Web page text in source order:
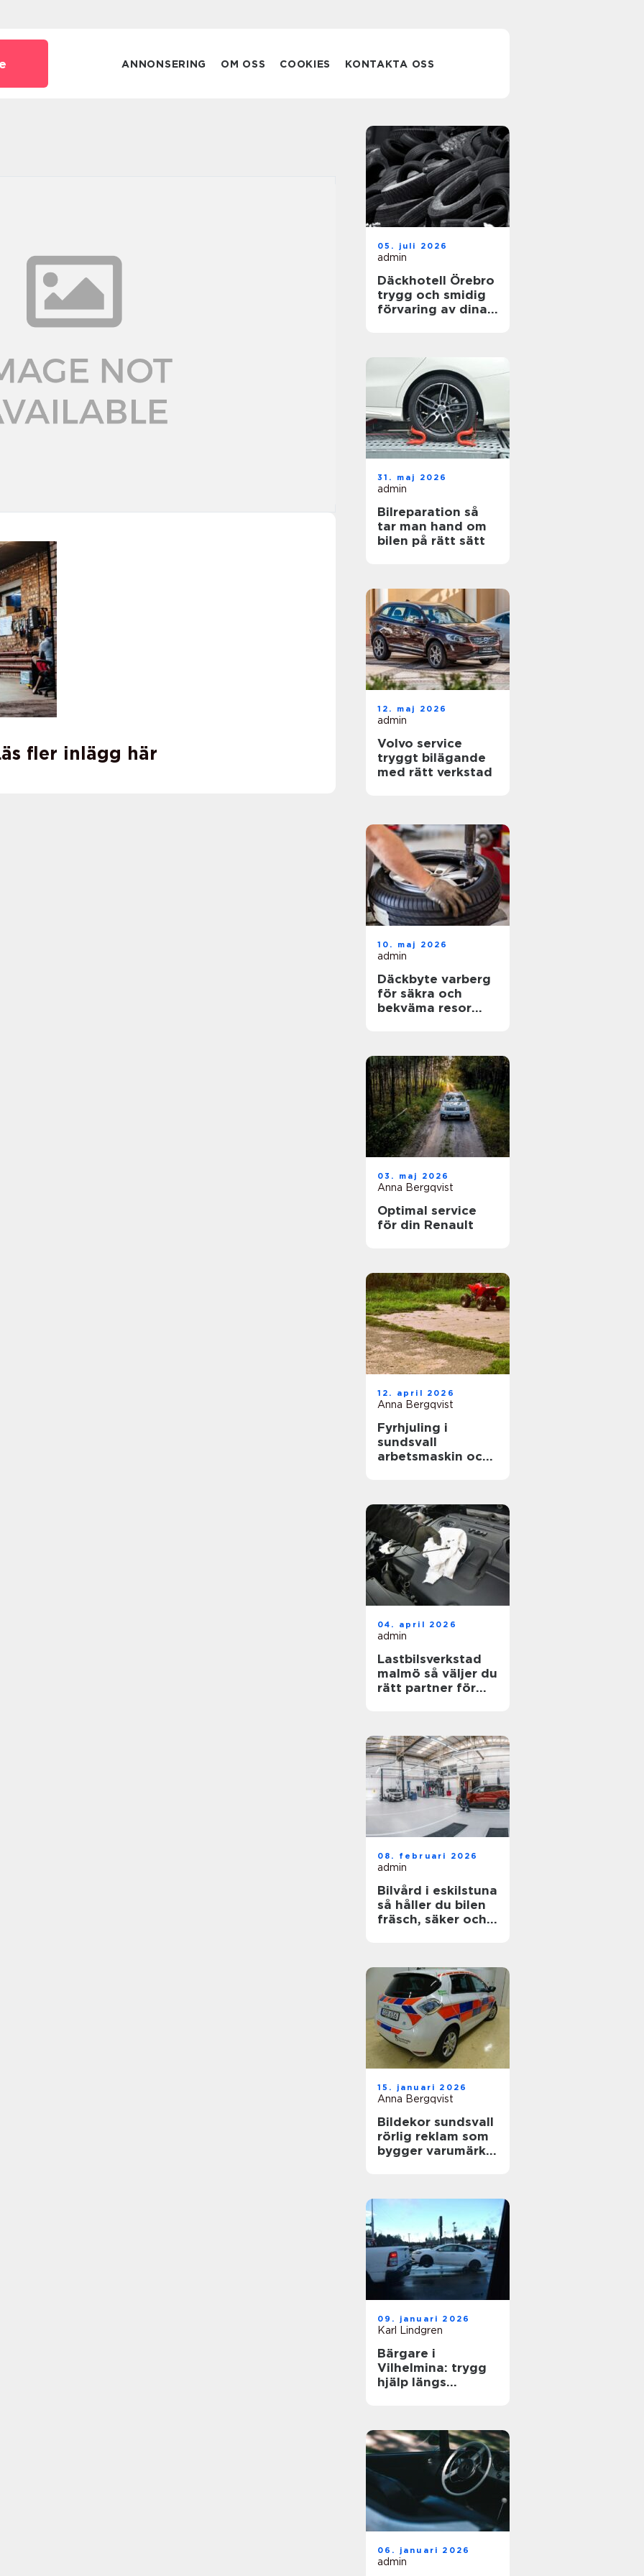
ANNONSERING OM OSS COOKIES KONTAKTA OSS
fler inlägg här
05. juli 2026
admin
Däckhotell Örebro
trygg och smidig
förvaring av dina
31. maj 2026
admin
Bilreparation så
tar man hand om
bilen på rätt sätt
12. maj 2026
admin
Volvo service
tryggt bilägande
med rätt verkstad
10. maj 2026
admin
Däckbyte varberg
för säkra och
bekväma resor
03. maj 2026
Anna Bergqvist
Optimal service
för din Renault
12. april 2026
Anna Bergqvist
Fyrhjuling i
sundsvall
arbetsmaskin och
04. april 2026
admin
Lastbilsverkstad
malmö så väljer du
rätt partner för
08. februari 2026
admin
Bilvård i eskilstuna
så håller du bilen
fräsch, säker och
15. januari 2026
Anna Bergqvist
Bildekor sundsvall
rörlig reklam som
bygger varumärke
09. januari 2026
Karl Lindgren
Bärgare i
Vilhelmina: trygg
hjälp längs
06. januari 2026
admin